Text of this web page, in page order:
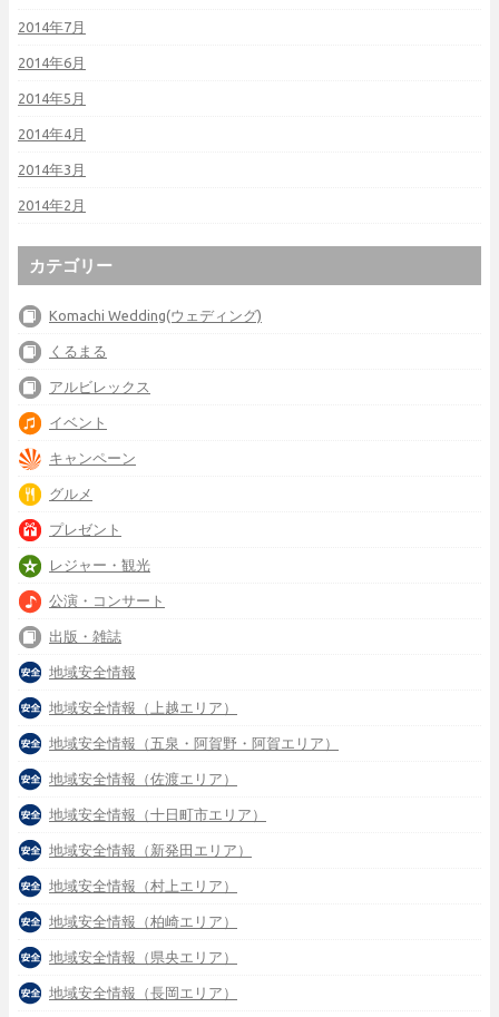
2014年7月
2014年6月
2014年5月
2014年4月
2014年3月
2014年2月
カテゴリー
Komachi Wedding(ウェディング)
くるまる
アルビレックス
イベント
キャンペーン
グルメ
プレゼント
レジャー・観光
公演・コンサート
出版・雑誌
地域安全情報
地域安全情報（上越エリア）
地域安全情報（五泉・阿賀野・阿賀エリア）
地域安全情報（佐渡エリア）
地域安全情報（十日町市エリア）
地域安全情報（新発田エリア）
地域安全情報（村上エリア）
地域安全情報（柏崎エリア）
地域安全情報（県央エリア）
地域安全情報（長岡エリア）